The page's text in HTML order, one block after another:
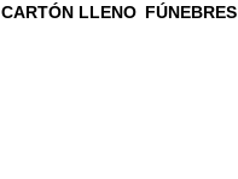
CARTÓN LLENO FÚNEBRES